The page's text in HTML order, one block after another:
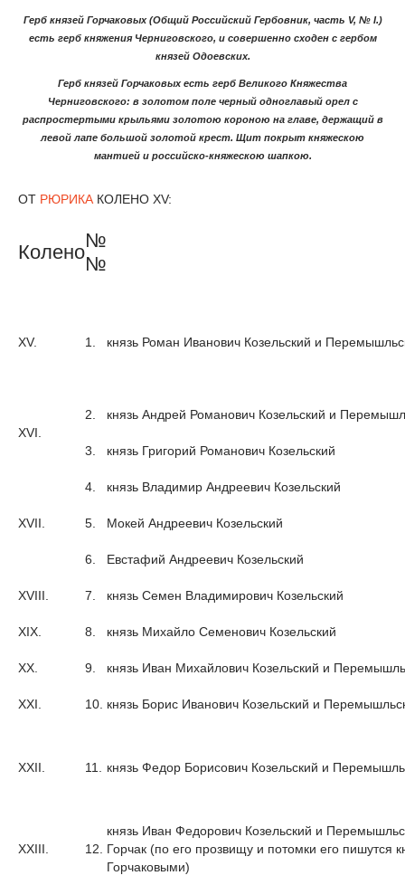
Герб князей Горчаковых (Общий Российский Гербовник, часть V, № I.)
есть герб княжения Черниговского, и совершенно сходен с гербом
князей Одоевских.
Герб князей Горчаковых есть герб Великого Княжества
Черниговского: в золотом поле черный одноглавый орел с
распростертыми крыльями золотою короною на главе, держащий в
левой лапе большой золотой крест. Щит покрыт княжескою
мантией и российско-княжескою шапкою.
ОТ РЮРИКА КОЛЕНО XV:
Колено
№
№
XV. 1. князь Роман Иванович Козельский и
XVI.
2. князь Андрей Романович Козельский и
3. князь Григорий Романович Козельский
XVII.
4. князь Владимир Андреевич Козельский
5. Мокей Андреевич Козельский
6. Евстафий Андреевич Козельский
XVIII. 7. князь Семен Владимирович Козельский
XIX. 8. князь Михайло Семенович Козельский
XX. 9. князь Иван Михайлович Козельский и
XXI. 10. князь Борис Иванович Козельский и
XXII. 11. князь Федор Борисович Козельский и
XXIII. 12.
князь Иван Федорович Козельский и
Горчак (по его прозвищу и потомки его пишутся
Горчаковыми)